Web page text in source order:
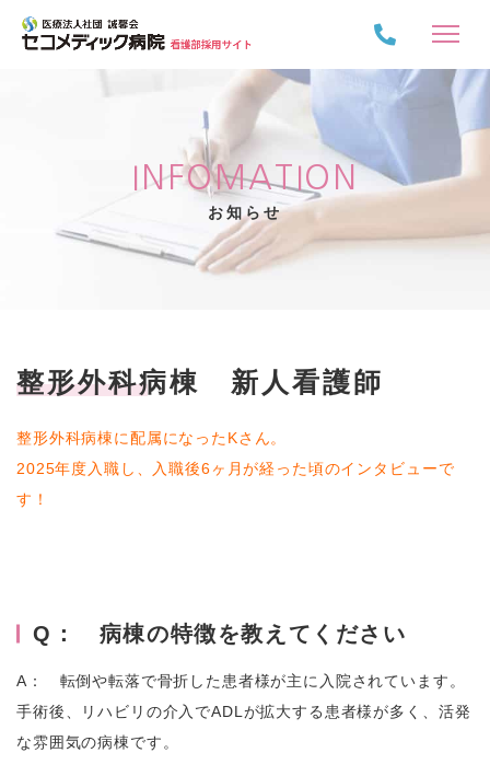
INFOMATION
お知らせ
整形外科病棟 新人看護師
整形外科病棟に配属になったKさん。
2025年度入職し、入職後6ヶ月が経った頃のインタビューで
す！
Q： 病棟の特徴を教えてください
A： 転倒や転落で骨折した患者様が主に入院されています。
手術後、リハビリの介入でADLが拡大する患者様が多く、活発
な雰囲気の病棟です。